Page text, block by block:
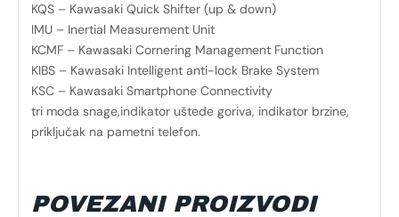
KQS – Kawasaki Quick Shifter (up & down)
IMU – Inertial Measurement Unit
KCMF – Kawasaki Cornering Management Function
KIBS – Kawasaki Intelligent anti-lock Brake System
KSC – Kawasaki Smartphone Connectivity
tri moda snage,indikator uštede goriva, indikator brzine,
priključak na pametni telefon.
POVEZANI PROIZVODI